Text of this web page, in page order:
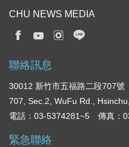
CHU NEWS MEDIA
聯絡訊息
30012 新竹市五福路二段707號
707, Sec.2, WuFu Rd.,
電話：03-5374281~5 傳真：
緊急聯絡